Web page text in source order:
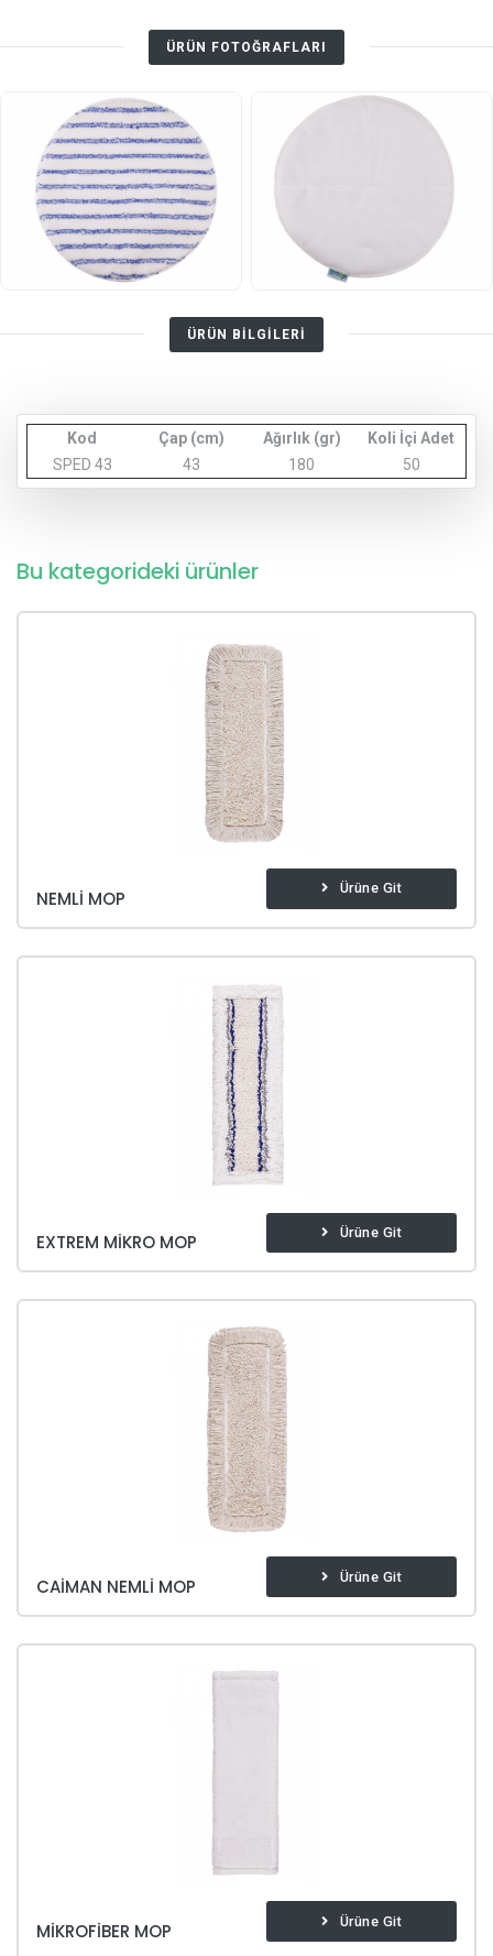
ÜRÜN FOTOĞRAFLARI
ÜRÜN BİLGİLERİ
Kod Çap (cm) Ağırlık (gr)
Koli İçi Adet
SPED 43
43 180 50
Bu kategorideki ürünler
NEMLI MOP Ürüne Git
EXTREM MIKRO MOP Ürüne Git
CAIMAN NEMLI MOP Ürüne Git
MIKROFIBER MOP Ürüne Git